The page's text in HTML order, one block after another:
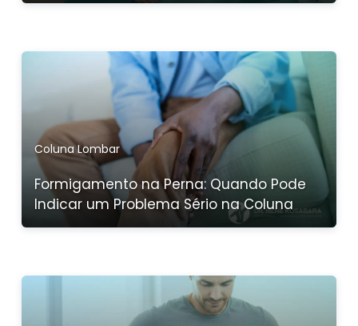
Coluna Lombar
Formigamento na Perna: Quando Pode
Indicar um Problema Sério na Coluna